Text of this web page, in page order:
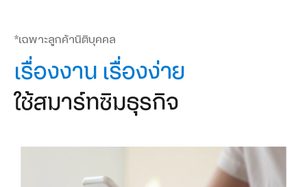
*เฉพาะลูกค้านิติบุคคล
เรื่องงาน เรื่องง่าย
ใช้สมาร์ทซิมธุรกิจ